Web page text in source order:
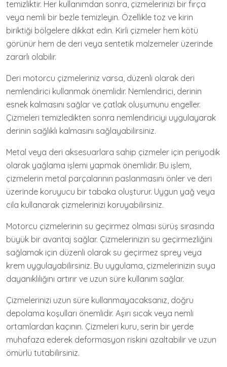
temizliktir. Her kullanımdan sonra, çizmelerinizi bir fırça
veya nemli bir bezle temizleyin. Özellikle toz ve kirin
biriktiği bölgelere dikkat edin. Kirli çizmeler hem kötü
görünür hem de deri veya sentetik malzemeler üzerinde
zararlı olabilir.
Deri motorcu çizmeleriniz varsa, düzenli olarak deri
nemlendirici kullanmak önemlidir. Nemlendirici, derinin
esnek kalmasını sağlar ve çatlak oluşumunu engeller.
Çizmeleri temizledikten sonra nemlendiriciyi uygulayarak
derinin sağlıklı kalmasını sağlayabilirsiniz.
Metal veya deri aksesuarlara sahip çizmeler için periyodik
olarak yağlama işlemi yapmak önemlidir. Bu işlem,
çizmelerin metal parçalarının paslanmasını önler ve deri
üzerinde koruyucu bir tabaka oluşturur. Uygun yağ veya
cila kullanarak çizmelerinizi koruyabilirsiniz.
Motorcu çizmelerinin su geçirmez olması sürüş sırasında
büyük bir avantaj sağlar. Çizmelerinizin su geçirmezliğini
sağlamak için düzenli olarak su geçirmez sprey veya
krem uygulayabilirsiniz. Bu uygulama, çizmelerinizin suya
dayanıklılığını artırır ve uzun süre kullanım sağlar.
Çizmelerinizi uzun süre kullanmayacaksanız, doğru
depolama koşulları önemlidir. Aşırı sıcak veya nemli
ortamlardan kaçının. Çizmeleri kuru, serin bir yerde
muhafaza ederek deformasyon riskini azaltabilir ve uzun
ömürlü tutabilirsiniz.